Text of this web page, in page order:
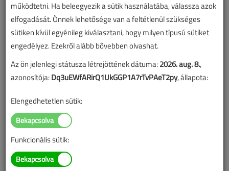
Irányítsd okostelefonnal a
fűtést!
Honeywell Evohome okostermosztát
2015. október 6. | Matis Bálint | 2728 |
működtetni. Ha beleegyezik a sütik használatába, válassza azok
elfogadását. Önnek lehetősége van a feltétlenül szükséges
sütiken kívül egyénileg kiválasztani, hogy milyen típusú sütiket
engedélyez. Ezekről alább bővebben olvashat.
Az ön jelenlegi státusza létrejöttének dátuma:2026. aug. 8.,
azonosítója:Dq3uEWfARirQ1UkGGP1A7rTvPAeT2py, állapota:
Elengedhetetlen sütik:
Funkcionális sütik: